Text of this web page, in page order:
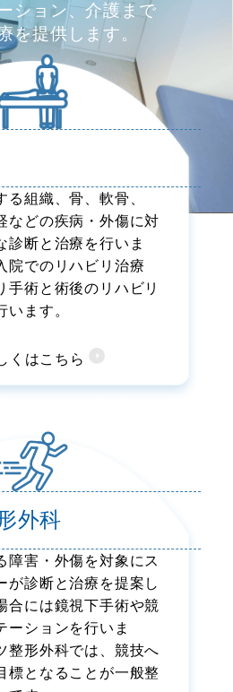
ション、介護まで
を提供します。
る組織、骨、軟骨、
などの疾病・外傷に対
診断と治療を行いま
でのリハビリ治療
手術と術後のリハビリ
います。
くはこちら
外科
障害・外傷を対象にス
が診断と治療を提案し
合には鏡視下手術や競
ーションを行いま
形外科では、競技へ
標となることが一般整